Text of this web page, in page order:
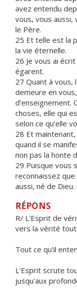
avez entendu
vous, vous aussi,
le Père.
25 Et telle est la
la vie éternelle.
26 Je vous ai
égarent.
27 Quant à vous,
demeure en
d’enseignement.
choses, elle qui
selon ce qu’elle
28 Et
quand il se
non pas la honte
29 Puisque vous
reconnaissez
aussi, né de Dieu.
RÉPONS
R/ L'Esprit de
vers la vérité tout
Tout ce qu'il
L'Esprit scrute
jusqu'aux